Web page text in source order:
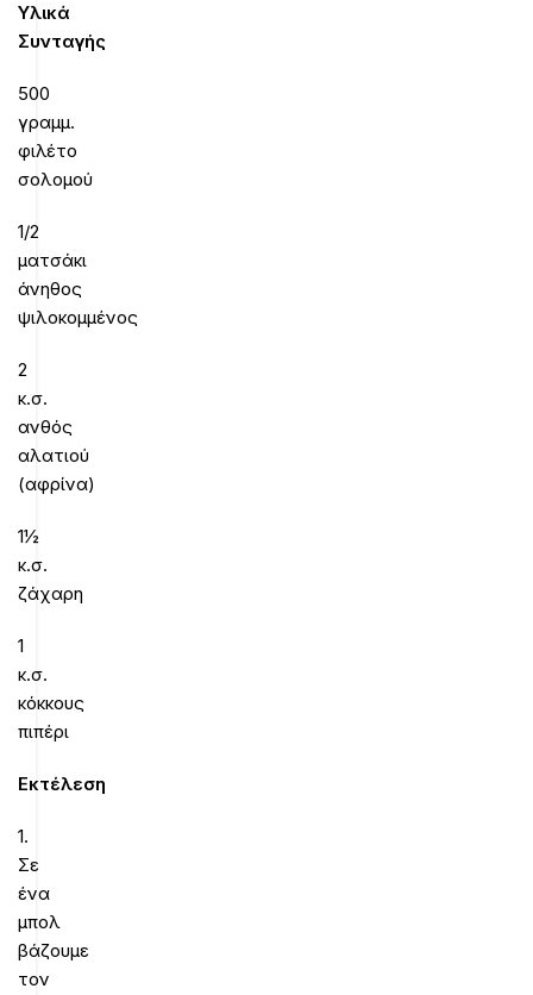
Υλικά
Συνταγής
500
γραμμ.
φιλέτο
σολομού
1/2
ματσάκι
άνηθος
ψιλοκομμένος
2
κ.σ.
ανθός
αλατιού
(αφρίνα)
1½
κ.σ.
ζάχαρη
1
κ.σ.
κόκκους
πιπέρι
Εκτέλεση
1.
Σε
ένα
μπολ
βάζουμε
τον